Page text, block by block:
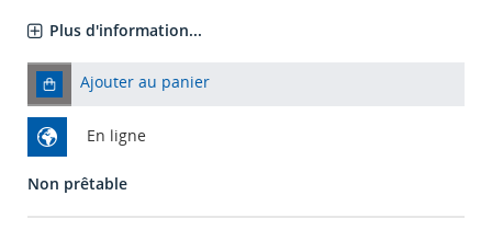
Plus d'information...
Ajouter au panier
En ligne
Non prêtable